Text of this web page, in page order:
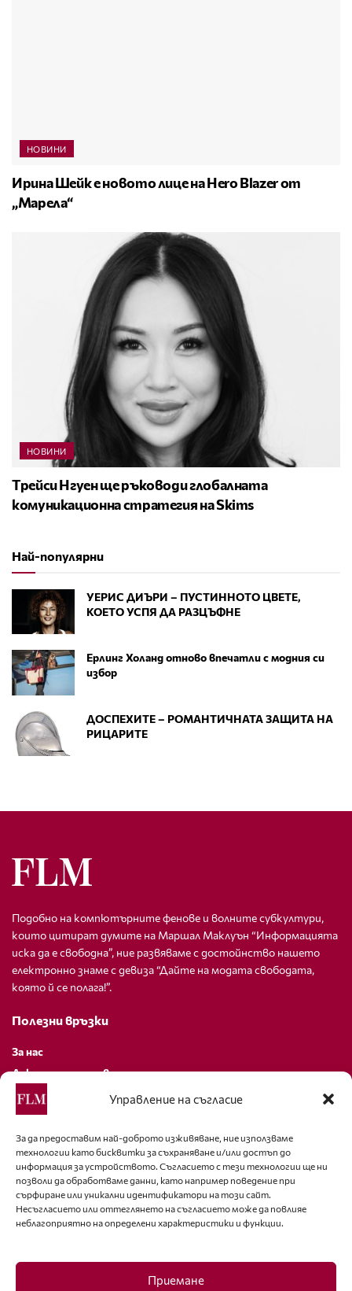
Управление на съгласие
За да предоставим най-доброто изживяване, ние използваме
технологии като бисквитки за съхраняване и/или достъп до
информация за устройството. Съгласието с тези технологии ще ни
позволи да обработваме данни, като например поведение при
сърфиране или уникални идентификатори на този сайт.
Несъгласието или оттеглянето на съгласието може да повлияе
неблагоприятно на определени характеристики и функции.
Приемане
НОВИНИ
Ирина Шейк е новото лице на Hero Blazer от
„Марела“
НОВИНИ
Трейси Нгуен ще ръководи глобалната
комуникационна стратегия на Skims
Най-популярни
УЕРИС ДИЪРИ – ПУСТИННОТО ЦВЕТЕ,
КОЕТО УСПЯ ДА РАЗЦЪФНЕ
Ерлинг Холанд отново впечатли с модния си
избор
ДОСПЕХИТЕ – РОМАНТИЧНАТА ЗАЩИТА НА
РИЦАРИТЕ
Подобно на компютърните фенове и волните субкултури,
които цитират думите на Маршал Маклуън “Информацията
иска да е свободна”, ние развяваме с достойнство нашето
електронно знаме с девиза “Дайте на модата свободата,
която й се полага!”.
Полезни връзки
За нас
Декларация за поверителност
Политика за бисквитки
За контакти
editor@fashion-lifestyle.net
+359 88 227 33 47
Последвайте ни
Facebook